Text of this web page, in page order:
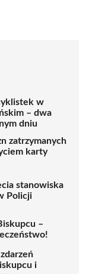
w
– dwa
dniu
zatrzymanych
karty
stanowiska
Policji
–
i